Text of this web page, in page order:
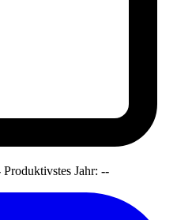
Produktivstes Jahr: --